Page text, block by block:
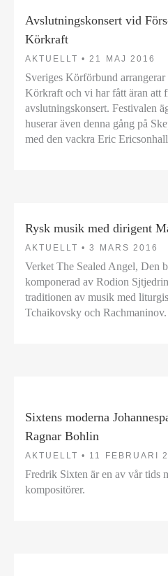
Avslutningskonsert vid
Körkraft
AKTUELLT • 21 MAJ 2016
Sveriges Körförbund
Körkraft och vi har fått äran att
avslutningskonsert. Festivalen
huserar även denna gång på
med den vackra Eric
Rysk musik med dirigent
AKTUELLT • 3 MARS 2016
Verket The Sealed Angel, Den
komponerad av Rodion
traditionen av musik med
Tchaikovsky och Rachmaninov.
Sixtens moderna
Ragnar Bohlin
AKTUELLT • 11 FEBRUARI
Fredrik Sixten är en av vår tids
kompositörer.